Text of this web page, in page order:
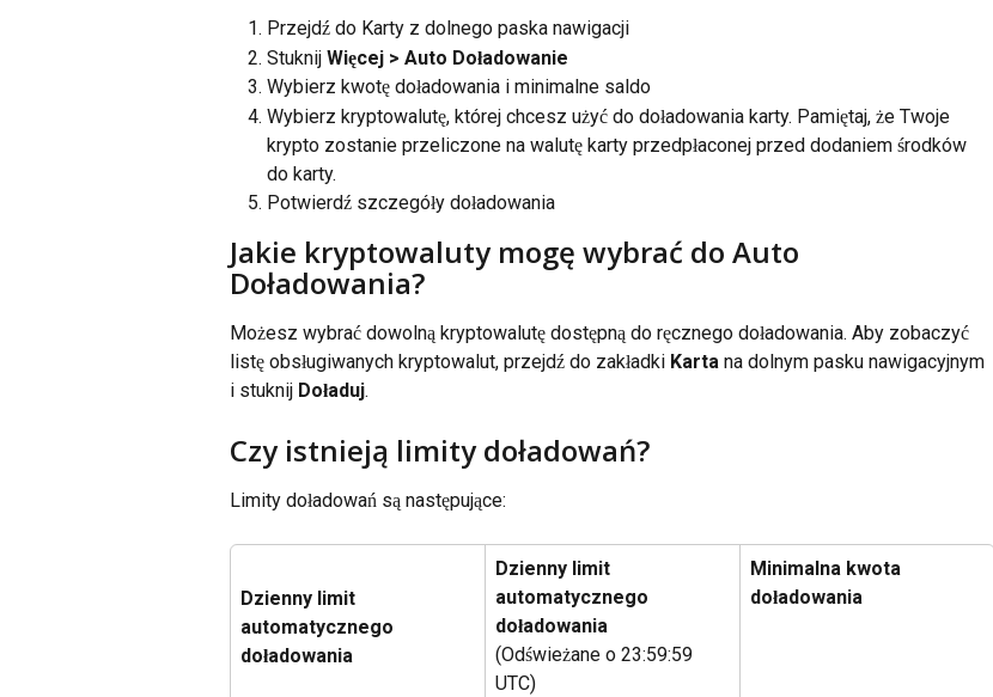
Przejdź do Karty z dolnego paska nawigacji
Stuknij Więcej > Auto Doładowanie
Wybierz kwotę doładowania i minimalne saldo
Wybierz kryptowalutę, której chcesz użyć do doładowania karty. Pamiętaj, że Twoje
krypto zostanie przeliczone na walutę karty przedpłaconej przed dodaniem środków
do karty.
Potwierdź szczegóły doładowania
Jakie kryptowaluty mogę wybrać do Auto
Doładowania?
Możesz wybrać dowolną kryptowalutę dostępną do ręcznego doładowania. Aby zobaczyć
listę obsługiwanych kryptowalut, przejdź do zakładki Karta na dolnym pasku nawigacyjnym
i stuknij Doładuj.
Czy istnieją limity doładowań?
Limity doładowań są następujące:
Dzienny limit
automatycznego
doładowania
Dzienny limit
automatycznego
doładowania
(Odświeżane o 23:59:59
UTC)
Minimalna kwota
doładowania